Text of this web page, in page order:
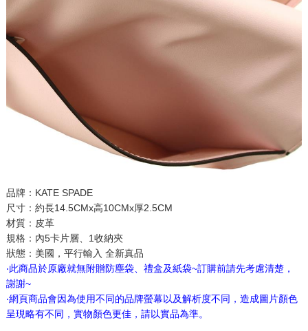
品牌：KATE SPADE
尺寸：約長14.5CMx高10CMx厚2.5CM
材質：皮革
規格：內5卡片層、1收納夾
狀態：美國，平行輸入 全新真品
‧此商品於原廠就無附贈防塵袋、禮盒及紙袋~訂購前請先考慮清楚，
謝謝~
‧網頁商品會因為使用不同的品牌螢幕以及解析度不同，造成圖片顏色
呈現略有不同，實物顏色更佳，請以實品為準。